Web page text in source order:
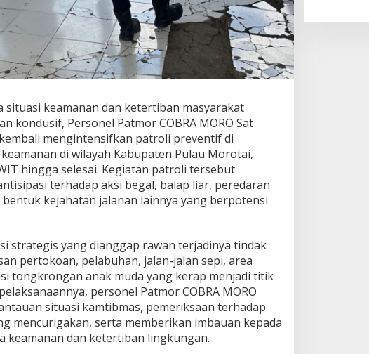
keamanan dan ketertiban masyarakat
kondusif, Personel Patmor COBRA MORO Sat
mengintensifkan patroli preventif di
di wilayah Kabupaten Pulau Morotai,
hingga selesai. Kegiatan patroli tersebut
terhadap aksi begal, balap liar, peredaran
kejahatan jalanan lainnya yang berpotensi
strategis yang dianggap rawan terjadinya tindak
pertokoan, pelabuhan, jalan-jalan sepi, area
tongkrongan anak muda yang kerap menjadi titik
personel Patmor COBRA MORO
situasi kamtibmas, pemeriksaan terhadap
mencurigakan, serta memberikan imbauan kepada
keamanan dan ketertiban lingkungan.